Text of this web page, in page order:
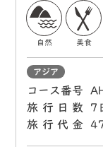
自然 美食
アジア
コース番号
旅行日数
7
旅行代金